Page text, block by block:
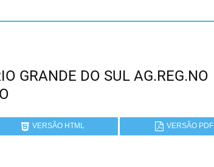
GRANDE DO SUL AG.REG.NO
VERSÃO HTML VERSÃO PDF